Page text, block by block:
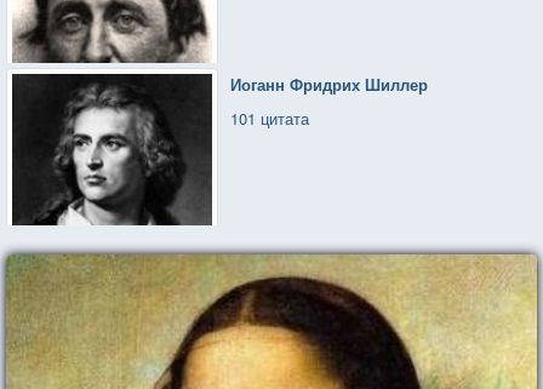
Иоганн Фридрих Шиллер
101 цитата